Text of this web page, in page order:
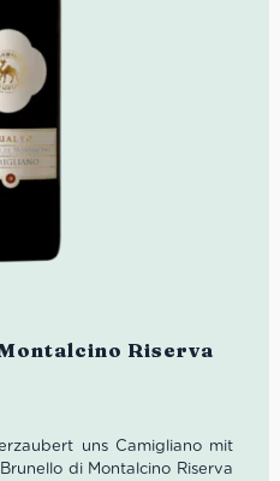
Riserva
uns Camigliano mit
di Montalcino Riserva